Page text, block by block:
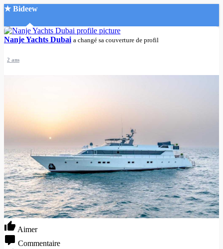
★ Bideew
Accueil
Connexion
Créer un compte
Mode nuit
Nanje Yachts Dubai a changé sa couverture de profil
2 ans
Aimer
Commentaire